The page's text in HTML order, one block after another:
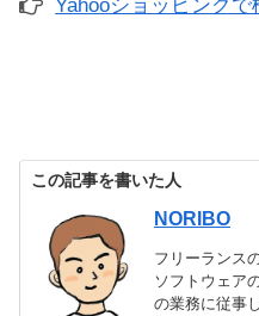
Yahooショッピングで
この記事を書いた人
NORIBO
フリーランス
ソフトウェア
の業務に従事